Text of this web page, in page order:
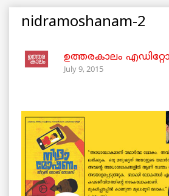
nidramoshanam-2
ഉത്തരകാലം
July 9, 2015